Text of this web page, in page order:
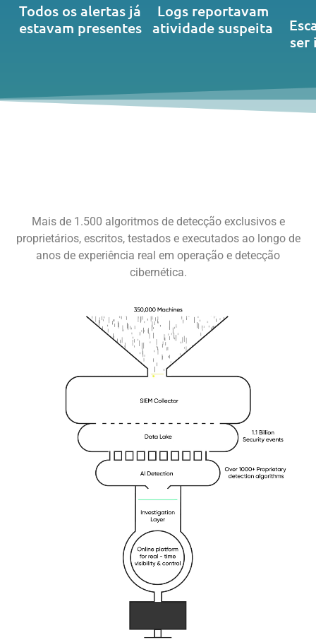
Todos os alertas já
estavam presentes
Logs reportavam
atividade suspeita
ser
Mais de 1.500 algoritmos de detecção exclusivos e
proprietários, escritos, testados e executados ao longo de
anos de experiência real em operação e detecção
cibernética.